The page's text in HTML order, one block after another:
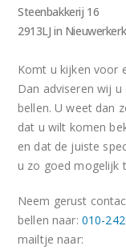
Steenbakkerij 16
2913LJ in
Komt u kijken voor
Dan adviseren wij
bellen. U weet dan
dat u wilt komen
en dat de juiste
u zo goed mogelijk
Neem gerust
bellen naar: 010-
mailtje naar: